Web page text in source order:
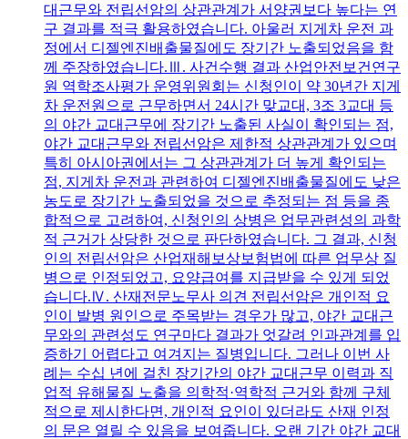
대근무와 전립선암의 상관관계가 서양권보다 높다는 연
구 결과를 적극 활용하였습니다. 아울러 지게차 운전 과
정에서 디젤엔진배출물질에도 장기간 노출되었음을 함
께 주장하였습니다.Ⅲ. 사건수행 결과 산업안전보건연구
원 역학조사평가 운영위원회는 신청인이 약 30년간 지게
차 운전원으로 근무하면서 24시간 맞교대, 3조 3교대 등
의 야간 교대근무에 장기간 노출된 사실이 확인되는 점,
야간 교대근무와 전립선암은 제한적 상관관계가 있으며
특히 아시아권에서는 그 상관관계가 더 높게 확인되는
점, 지게차 운전과 관련하여 디젤엔진배출물질에도 낮은
농도로 장기간 노출되었을 것으로 추정되는 점 등을 종
합적으로 고려하여, 신청인의 상병은 업무관련성의 과학
적 근거가 상당한 것으로 판단하였습니다. 그 결과, 신청
인의 전립선암은 산업재해보상보험법에 따른 업무상 질
병으로 인정되었고, 요양급여를 지급받을 수 있게 되었
습니다.Ⅳ. 산재전문노무사 의견 전립선암은 개인적 요
인이 발병 원인으로 주목받는 경우가 많고, 야간 교대근
무와의 관련성도 연구마다 결과가 엇갈려 인과관계를 입
증하기 어렵다고 여겨지는 질병입니다. 그러나 이번 사
례는 수십 년에 걸친 장기간의 야간 교대근무 이력과 직
업적 유해물질 노출을 의학적·역학적 근거와 함께 구체
적으로 제시한다면, 개인적 요인이 있더라도 산재 인정
의 문은 열릴 수 있음을 보여줍니다. 오랜 기간 야간 교대